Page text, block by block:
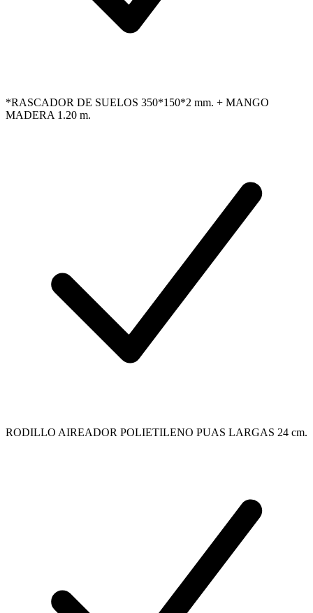
*RASCADOR DE SUELOS 350*150*2 mm. + MANGO
MADERA 1.20 m.
RODILLO AIREADOR POLIETILENO PUAS LARGAS 24 cm.